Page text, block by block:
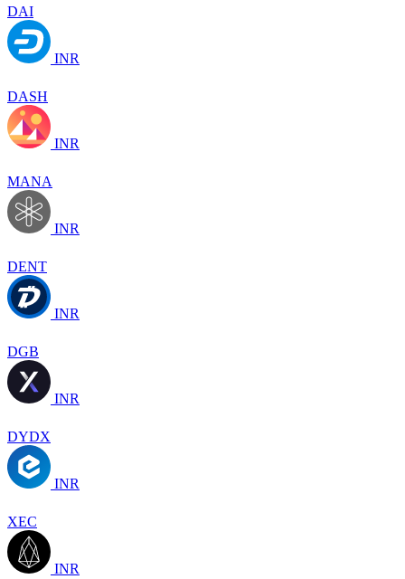
DAI
INR
DASH
INR
MANA
INR
DENT
INR
DGB
INR
DYDX
INR
XEC
INR